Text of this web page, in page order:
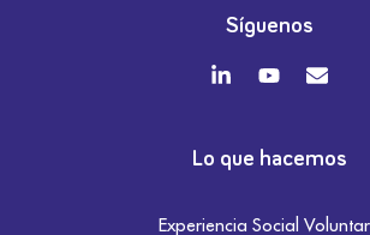
Síguenos
Lo que hacemos
Experiencia Social